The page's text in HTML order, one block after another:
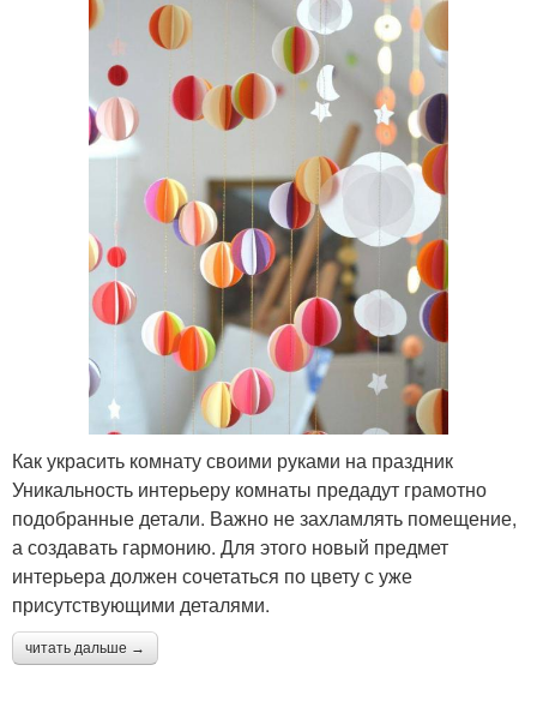
Как украсить комнату своими руками на праздник
Уникальность интерьеру комнаты предадут грамотно
подобранные детали. Важно не захламлять помещение,
а создавать гармонию. Для этого новый предмет
интерьера должен сочетаться по цвету с уже
присутствующими деталями.
читать дальше →